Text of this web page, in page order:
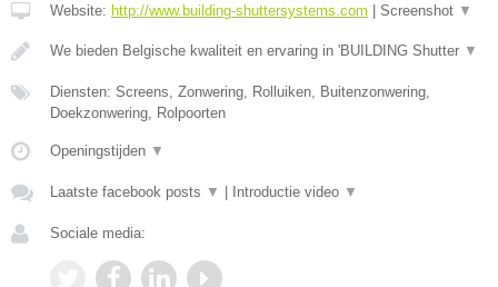
Website: http://www.building-shuttersystems.com Screenshot ▼
We bieden Belgische kwaliteit en ervaring in 'BUILDING Shutter ▼
Diensten: Screens, Zonwering, Rolluiken, Buitenzonwering,
Doekzonwering, Rolpoorten
Openingstijden ▼
Laatste facebook posts ▼ Introductie video ▼
Sociale media: